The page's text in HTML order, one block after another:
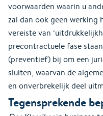
voorwaarden waarin u
zal dan ook geen werking
vereiste van
precontractuele fase
(preventief) bij om een
sluiten, waarvan de
en onverbrekelijk deel
Tegensprekende